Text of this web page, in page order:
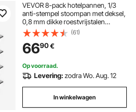
VEVOR 8-pack hotelpannen, 1/3
anti-stempel stoompan met deksel,
0,8 mm dikke roestvrijstalen
stoomtafelpan, 6 inch diepe
commerciële tafelpan, pan voor het
bewaren van cateringvoedsel, voor
industrie en wetenschap
(61)
6690€
Op voorraad.
Levering:zodra Wo. Aug. 12
In winkelwagen